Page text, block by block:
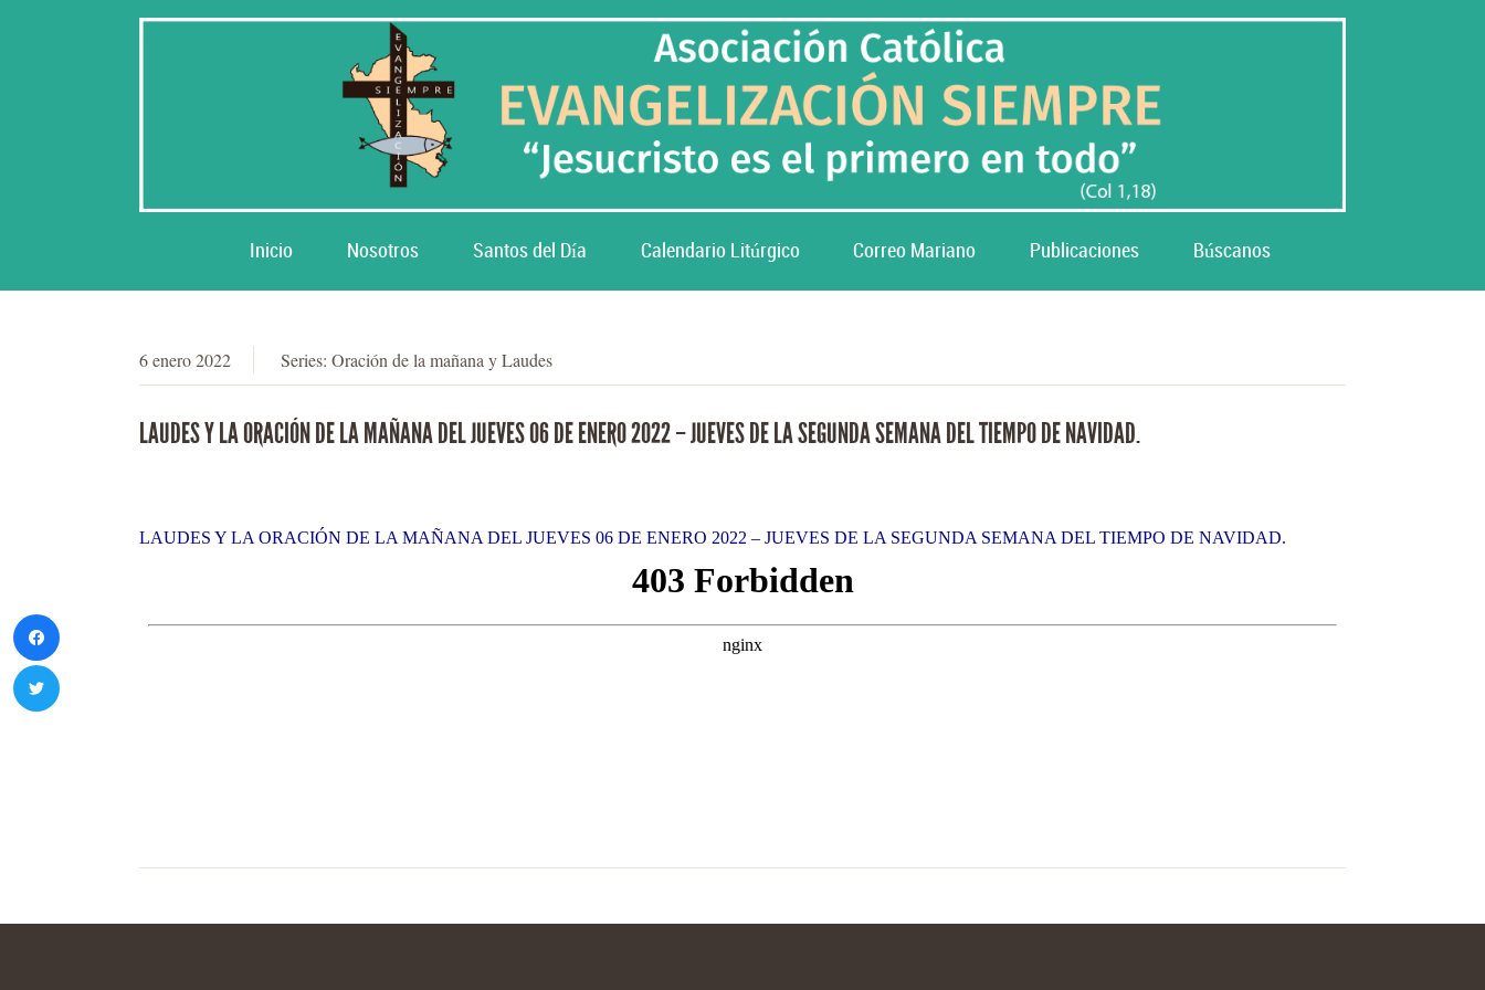
Inicio Nosotros Santos del Día Calendario Litúrgico Correo Mariano Publicaciones Búscanos
6 enero 2022 Series: Oración de la mañana y Laudes
LAUDES Y LA ORACIÓN DE LA MAÑANA DEL JUEVES 06 DE ENERO 2022 – JUEVES DE LA SEGUNDA SEMANA DEL TIEMPO DE NAVIDAD.
LAUDES Y LA ORACIÓN DE LA MAÑANA DEL JUEVES 06 DE ENERO 2022 – JUEVES DE LA SEGUNDA SEMANA DEL TIEMPO DE NAVIDAD.